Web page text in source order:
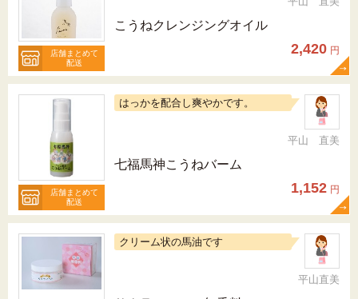
店舗まとめて
配送
こうねクレンジングオイル
2,420 円
店舗まとめて
配送
はっかを配合し爽やかです。
平山 直美
七福馬神こうねバーム
1,152 円
クリーム状の馬油です
平山直美